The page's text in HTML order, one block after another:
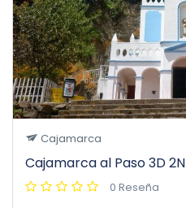
Cajamarca
Cajamarca al Paso 3D 2N
0 Reseña